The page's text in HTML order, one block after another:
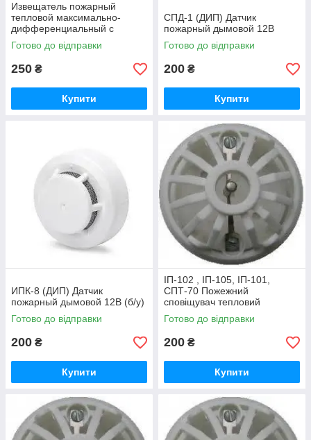
Извещатель пожарный
тепловой максимально-
дифференциальный с
индикацией дежурного
режима ТПТ-4
Готово до відправки
250 ₴
Купити
CПД-1 (ДИП) Датчик
пожарный дымовой 12В
Готово до відправки
200 ₴
Купити
ИПК-8 (ДИП) Датчик
пожарный дымовой 12В (б/у)
Готово до відправки
200 ₴
Купити
ІП-102 , ІП-105, ІП-101,
СПТ-70 Пожежний
сповіщувач тепловий
Готово до відправки
200 ₴
Купити